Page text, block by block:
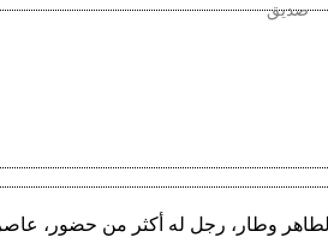
صديق
الطاهر وطار، رجل له أكثر من حضور، عاصر